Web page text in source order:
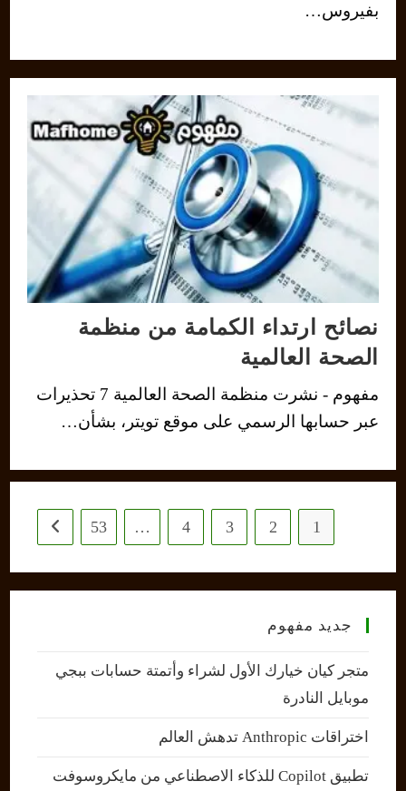
بفيروس…
نصائح ارتداء الكمامة من منظمة
الصحة العالمية
مفهوم - نشرت منظمة الصحة العالمية 7 تحذيرات
عبر حسابها الرسمي على موقع تويتر، بشأن…
1
2
3
4
…
53
page
جديد مفهوم
متجر كيان خيارك الأول لشراء وأتمتة حسابات ببجي
موبايل النادرة
اختراقات Anthropic تدهش العالم
تطبيق Copilot للذكاء الاصطناعي من مايكروسوفت